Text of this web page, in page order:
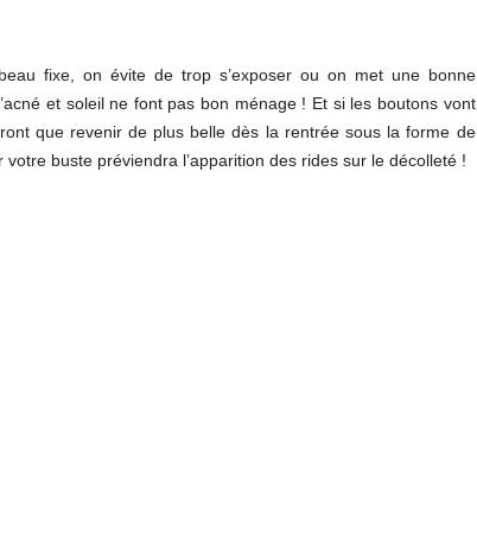
fixe, on évite de trop s’exposer ou on met une bonne
et soleil ne font pas bon ménage ! Et si les boutons vont
que revenir de plus belle dès la rentrée sous la forme de
buste préviendra l’apparition des rides sur le décolleté !